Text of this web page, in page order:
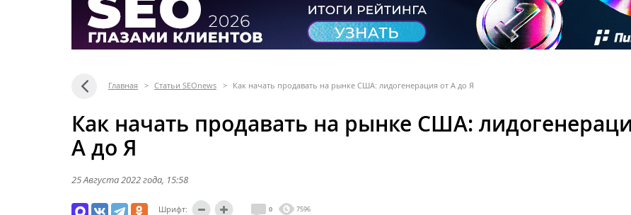
Главная > Статьи SEOnews > Как начать продавать на рынке США: лидогенерация от А до Я
Как начать продавать на рынке США:
А до Я
25 Августа 2022 года , 15:58
Шрифт: 0 7596